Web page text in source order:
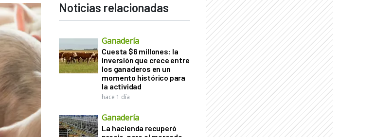
Noticias relacionadas
Ganadería
Cuesta $6 millones: la
inversión que crece entre
los ganaderos en un
momento histórico para
la actividad
hace 1 día
Ganadería
La hacienda recuperó